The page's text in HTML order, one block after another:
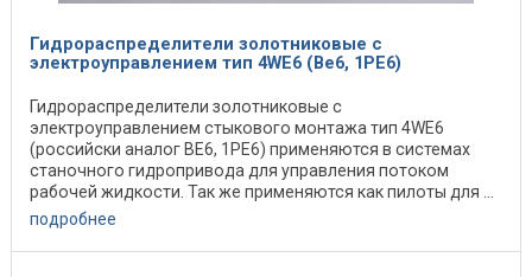
Гидрораспределители золотниковые с
электроуправлением тип 4WE6 (Ве6, 1РЕ6)
Гидрораспределители золотниковые с
электроуправлением стыкового монтажа тип 4WE6
(российски аналог ВЕ6, 1РЕ6) применяются в системах
станочного гидропривода для управления потоком
рабочей жидкости. Так же применяются как пилоты для ...
подробнее